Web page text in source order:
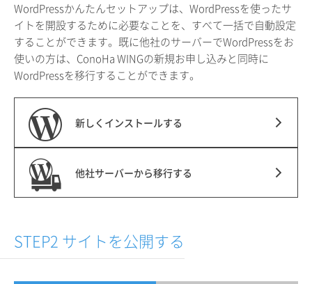
WordPressかんたんセットアップは、WordPressを使ったサ
イトを開設するために必要なことを、すべて一括で自動設定
することができます。既に他社のサーバーでWordPressをお
使いの方は、ConoHa WINGの新規お申し込みと同時に
WordPressを移行することができます。
新しくインストールする
他社サーバーから移行する
STEP2 サイトを公開する